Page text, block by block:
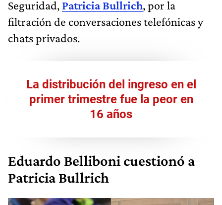
Seguridad, Patricia Bullrich, por la
filtración de conversaciones telefónicas y
chats privados.
La distribución del ingreso en el
primer trimestre fue la peor en
16 años
Eduardo Belliboni cuestionó a
Patricia Bullrich